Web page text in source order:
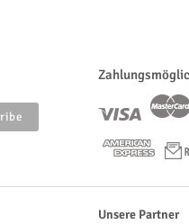
Unsere Partner